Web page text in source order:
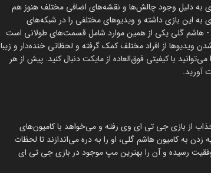
به دلیل وجود چالش‌ها و نقشه‌های اضافی مختلف هنوز هم
به این بازی داشته و ویدیوهای مختلفی را در شبکه‌های
اجتماعی و پلتفرم‌ها از شیوه بازی خود در دسترس قرار داده است. استریم جی تی ای 5 - هاشم گلی یکی از همین موارد شامل قسمت‌های طولانی است
از افراد مختلف کمک گرفته و لحظاتی خنده‌دار و زیبا
با کیفیتی فوق‌العاده از مایکت دنبال کنید. پیش از هر
آورید.
تی ای 5 - هاشم گلی به سراغ مپی جذاب از بازی جی تی ای وی رفته و می‌خواهد با کامیون‌های
زدن به کامیون هاشم گلی، او را به دره می‌اندازند تا لحظات
رسیده و آن را بهترین مپ موجود در بازی جی تی ای